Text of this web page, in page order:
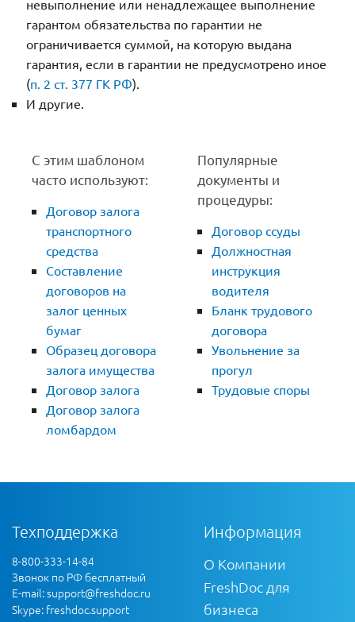
невыполнение или ненадлежащее выполнение
гарантом обязательства по гарантии не
ограничивается суммой, на которую выдана
гарантия, если в гарантии не предусмотрено иное
(п. 2 ст. 377 ГК РФ).
И другие.
С этим шаблоном
часто используют:
Договор залога
транспортного
средства
Составление
договоров на
залог ценных
бумаг
Образец договора
залога имущества
Договор залога
Договор залога
ломбардом
Популярные
документы и
процедуры:
Договор ссуды
Должностная
инструкция
водителя
Бланк трудового
договора
Увольнение за
прогул
Трудовые споры
Техподдержка
8-800-333-14-84
Звонок по РФ бесплатный
E-mail:support@freshdoc.ru
Skype: freshdoc.support
Информация
О Компании
FreshDoc для
бизнеса